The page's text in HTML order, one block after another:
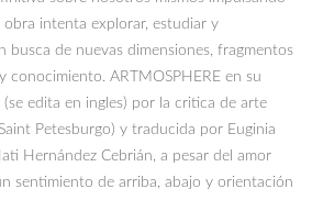
intenta explorar, estudiar y
busca de nuevas dimensiones, fragmentos
conocimiento. ARTMOSPHERE en su
edita en ingles) por la critica de arte
Petesburgo) y traducida por Euginia
Hernández Cebrián, a pesar del amor
sentimiento de arriba, abajo y orientación